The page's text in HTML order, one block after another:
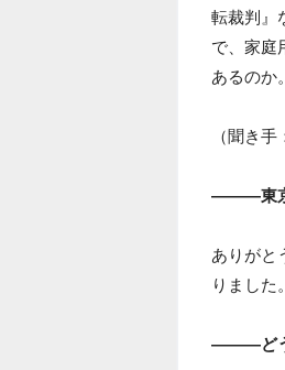
転裁判』
で、家庭
あるのか
（聞き
―――東京
ありがと
りました。
―――どう